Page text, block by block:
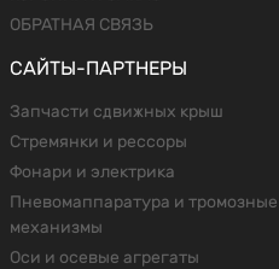
ОБРАТНАЯ СВЯЗЬ
САЙТЫ-ПАРТНЕРЫ
Запчасти сдвижных крыш
Стремянки и рессоры
Фонари и электрика
Пневомаппаратура и тромозные
механизмы
Оси и осевые агрегаты